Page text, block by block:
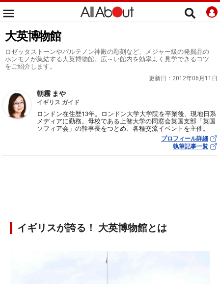
大英博物館
ロゼッタストーンやパルテノン神殿の彫刻など、メジャー級の発掘品の
ホンモノが集結する大英博物館。広～い館内を効率よく見学できるコツ
をご紹介します。
更新日： 2012年06月11日
朝霧 まや
イギリス ガイド
ロンドン在住歴13年。ロンドン大学大学院を卒業後、現地日系
メディアに勤務。母校である上智大学の同窓会英国支部「英国
ソフィア会」の幹事長をつとめ、各種交流イベントを主催。
プロフィール詳細
執筆記事一覧
イギリスが誇る！ 大英博物館とは